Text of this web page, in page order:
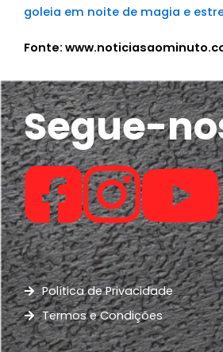
goleia em noite de magia e
Fonte:
Segue-
Política de Privacidade
Termos e Condições